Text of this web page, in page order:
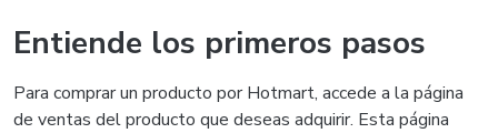
Entiende los primeros pasos
Para comprar un producto por Hotmart, accede a la página
de ventas del producto que deseas adquirir. Esta página